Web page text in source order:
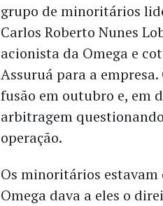
grupo de minoritários
Carlos Roberto Nunes
acionista da Omega e
Assuruá para a
fusão em outubro e, em
arbitragem
operação.
Os minoritários
Omega dava a eles o